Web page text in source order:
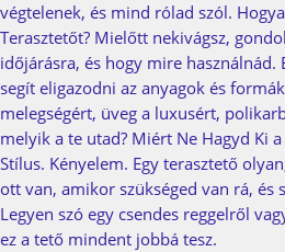
végtelenek, és mind rólad szól.
Terasztetőt? Mielőtt nekivágsz,
időjárásra, és hogy mire használnád.
segít eligazodni az anyagok és
melegségért, üveg a luxusért,
melyik a te utad? Miért Ne Hagyd Ki
Stílus. Kényelem. Egy terasztető
ott van, amikor szükséged van rá, és
Legyen szó egy csendes reggelről
ez a tető mindent jobbá tesz.